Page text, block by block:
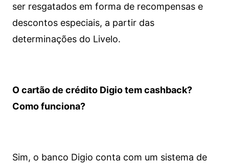
ser resgatados em forma de recompensas e
descontos especiais, a partir das
determinações do Livelo.
O cartão de crédito Digio tem cashback?
Como funciona?
Sim, o banco Digio conta com um sistema de